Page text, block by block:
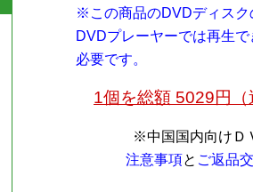
※この商品のDVDディスク
DVDプレーヤーでは再生
必要です。
1個を総額 5029円
※中国国内向けＤ
注意事項と ご返品